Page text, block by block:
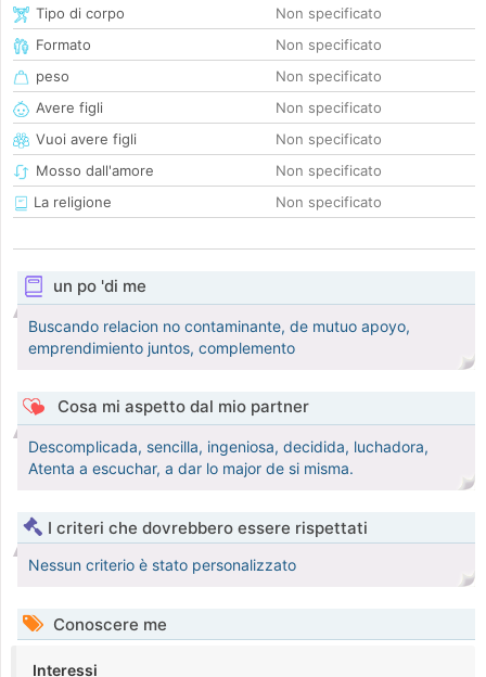
Tipo di corpo
Non specificato
Formato
Non specificato
peso
Non specificato
Avere figli
Non specificato
Vuoi avere figli
Non specificato
Mosso dall'amore
Non specificato
La religione
Non specificato
un po 'di me
Buscando relacion no contaminante, de mutuo apoyo,
emprendimiento juntos, complemento
Cosa mi aspetto dal mio partner
Descomplicada, sencilla, ingeniosa, decidida, luchadora,
Atenta a escuchar, a dar lo major de si misma.
I criteri che dovrebbero essere rispettati
Nessun criterio è stato personalizzato
Conoscere me
Interessi